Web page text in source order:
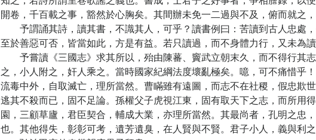
開卷，千百載之事，豁然於心胸矣。其間辦未免一二過與不及，俯而就之，
予謂誦其詩，讀其書，不識其人，可乎？讀書例曰：苦讀到古人忠處，
至於善惡可否，皆當如此，方是有益。若只讀過，而不身體力行，又未為讀
予嘗讀《三國志》求其所以，殆由陳蕃、竇武立朝末久，而不得行其
之，小人附之，奸人乘之。當時國家紀綱法度壞亂極矣。噫，可不痛惜乎
流毒中外，自取滅亡，理所當然。曹瞞雖有遠圖，而志不在社稷，假忠欺
逃其不殺而已，固不足論。孫權父子虎視江東，固有取天下之志，而所用
園，三顧草廬，君臣契合，輔成大業，亦理所當然。其最尚者，孔明之忠
也。其他得失，彰彰可考，遺芳遺臭，在人賢與不賢。君子小人，義與利